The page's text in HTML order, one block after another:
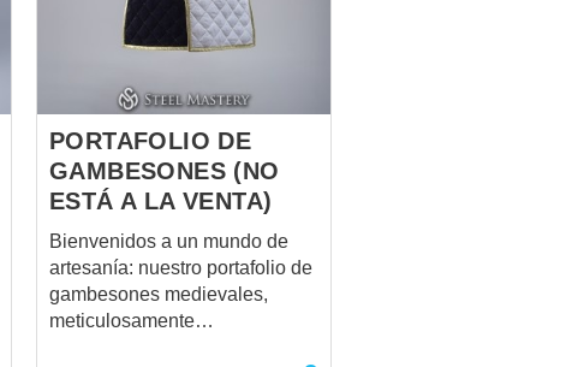
PORTAFOLIO DE
GAMBESONES (NO
ESTÁ A LA VENTA)
Bienvenidos a un mundo de
artesanía: nuestro portafolio de
gambesones medievales,
meticulosamente